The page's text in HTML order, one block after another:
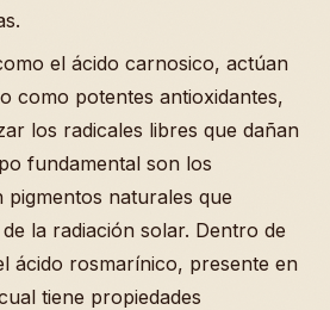
el ácido carnosico, actúan
como potentes antioxidantes,
los radicales libres que dañan
fundamental son los
naturales que
la radiación solar. Dentro de
ácido rosmarínico, presente en
tiene propiedades